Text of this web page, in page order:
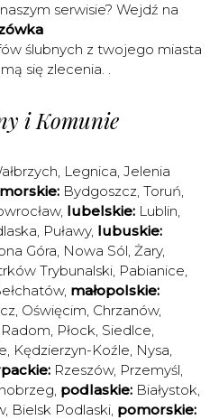
serwisie? Wejdź na
ślubnych z twojego miasta
się zlecenia. .
i Komunie
, Legnica, Jelenia
Bydgoszcz, Toruń,
, lubelskie: Lublin,
, Puławy, lubuskie:
Góra, Nowa Sól, Żary,
Trybunalski, Pabianice,
, małopolskie:
, Oświęcim, Chrzanów,
Radom, Płock, Siedlce,
, Kędzierzyn-Koźle, Nysa,
Rzeszów, Przemyśl,
, podlaskie: Białystok,
, Bielsk Podlaski, pomorskie: